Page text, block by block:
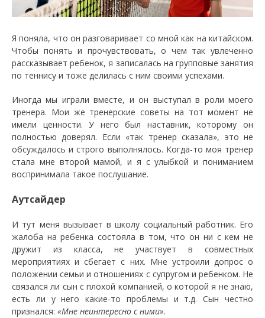
Я поняла, что он разговаривает со мной как на китайском.
Чтобы понять и прочувствовать, о чем так увлеченно
рассказывает ребенок, я записалась на групповые занятия
по теннису и тоже делилась с ним своими успехами.
Иногда мы играли вместе, и он выступал в роли моего
тренера. Мои же тренерские советы на тот момент не
имели ценности. У него был наставник, которому он
полностью доверял. Если «так тренер сказала», это не
обсуждалось и строго выполнялось. Когда-то моя тренер
стала мне второй мамой, и я с улыбкой и пониманием
воспринимала такое послушание.
Аутсайдер
И тут меня вызывает в школу социальный работник. Его
жалоба на ребенка состояла в том, что он ни с кем не
дружит из класса, не участвует в совместных
мероприятиях и сбегает с них. Мне устроили допрос о
положении семьи и отношениях с супругом и ребенком. Не
связался ли сын с плохой компанией, о которой я не знаю,
есть ли у него какие-то проблемы и т.д. Сын честно
признался: «Мне неинтересно с ними».